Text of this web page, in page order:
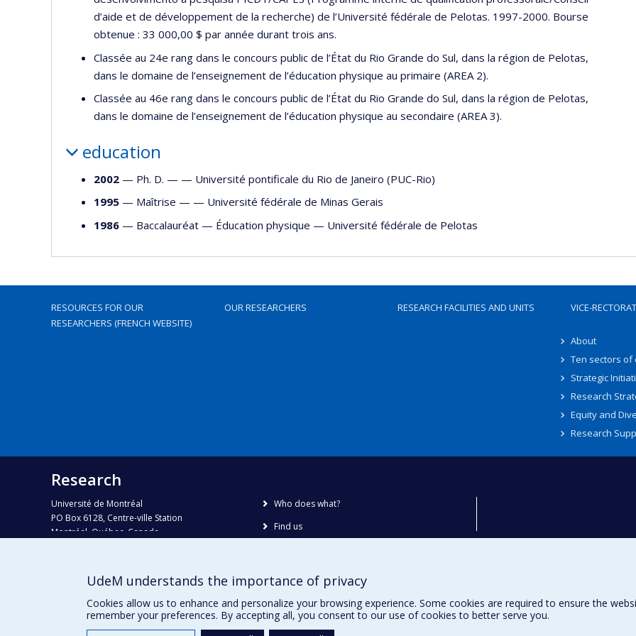
d’aide et de développement de la recherche) de l’Université fédérale de Pelotas. 1997-2000. Bourse
obtenue : 33 000,00 $ par année durant trois ans.
Classée au 24e rang dans le concours public de l’État du Rio Grande do Sul, dans la région de Pelotas,
dans le domaine de l’enseignement de l’éducation physique au primaire (AREA 2).
Classée au 46e rang dans le concours public de l’État du Rio Grande do Sul, dans la région de Pelotas,
dans le domaine de l’enseignement de l’éducation physique au secondaire (AREA 3).
education
2002 — Ph. D. — — Université pontificale du Rio de Janeiro (PUC-Rio)
1995 — Maîtrise — — Université fédérale de Minas Gerais
1986 — Baccalauréat — Éducation physique — Université fédérale de Pelotas
RESOURCES FOR OUR
RESEARCHERS (FRENCH WEBSITE)
OUR RESEARCHERS RESEARCH FACILITIES AND UNITS VICE-
About
Ten sectors of
Strategic
Research
Equity and
Research
Research
Université de Montréal
PO Box 6128, Centre-ville Station
Montréal, Québec, Canada
Phone : 514 343-6111, #38492
recherche@umontreal.ca
Who does what?
Find us
UdeM understands the importance of privacy
Cookies allow us to enhance and personalize your browsing experience. Some cookies are required to ensure the
remember your preferences. By accepting all, you consent to our use of cookies to better serve you.